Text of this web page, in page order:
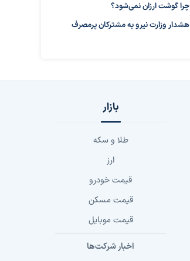
چرا گوشت ارزان نمی‌شود؟
هشدار وزارت نیرو به مشترکان پرمصرف
بازار
طلا و سکه
ارز
قیمت خودرو
قیمت مسکن
قیمت موبایل
اخبار شرکت‌ها